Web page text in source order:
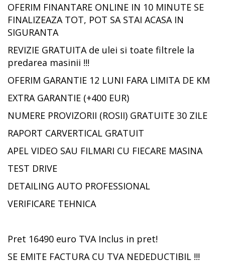
OFERIM FINANTARE ONLINE IN 10 MINUTE SE
FINALIZEAZA TOT, POT SA STAI ACASA IN
SIGURANTA
REVIZIE GRATUITA de ulei si toate filtrele la
predarea masinii !!!
OFERIM GARANTIE 12 LUNI FARA LIMITA DE KM
EXTRA GARANTIE (+400 EUR)
NUMERE PROVIZORII (ROSII) GRATUITE 30 ZILE
RAPORT CARVERTICAL GRATUIT
APEL VIDEO SAU FILMARI CU FIECARE MASINA
TEST DRIVE
DETAILING AUTO PROFESSIONAL
VERIFICARE TEHNICA
Pret 16490 euro TVA Inclus in pret!
SE EMITE FACTURA CU TVA NEDEDUCTIBIL !!!